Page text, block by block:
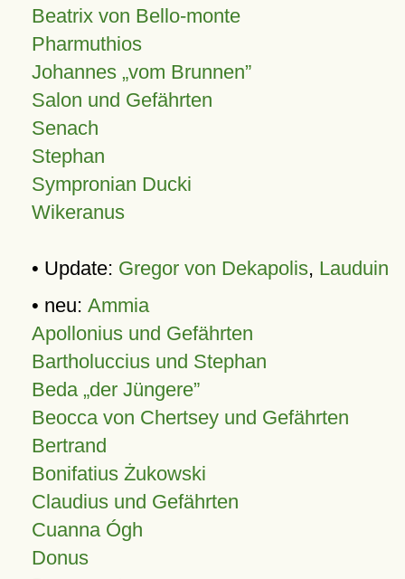
Beatrix von Bello-monte
Pharmuthios
Johannes vom Brunnen
Salon und Gefährten
Senach
Stephan
Sympronian Ducki
Wikeranus
• Update: Gregor von Dekapolis, Lauduin
• neu: Ammia
Apollonius und Gefährten
Bartholuccius und Stephan
Beda „der Jüngere”
Beocca von Chertsey und Gefährten
Bertrand
Bonifatius Żukowski
Claudius und Gefährten
Cuanna Ógh
Donus